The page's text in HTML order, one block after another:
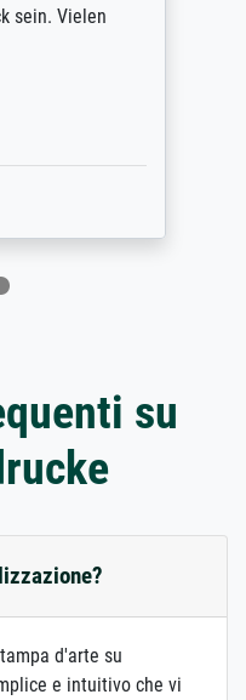
sein. Vielen
su
d'arte su
e intuitivo che vi